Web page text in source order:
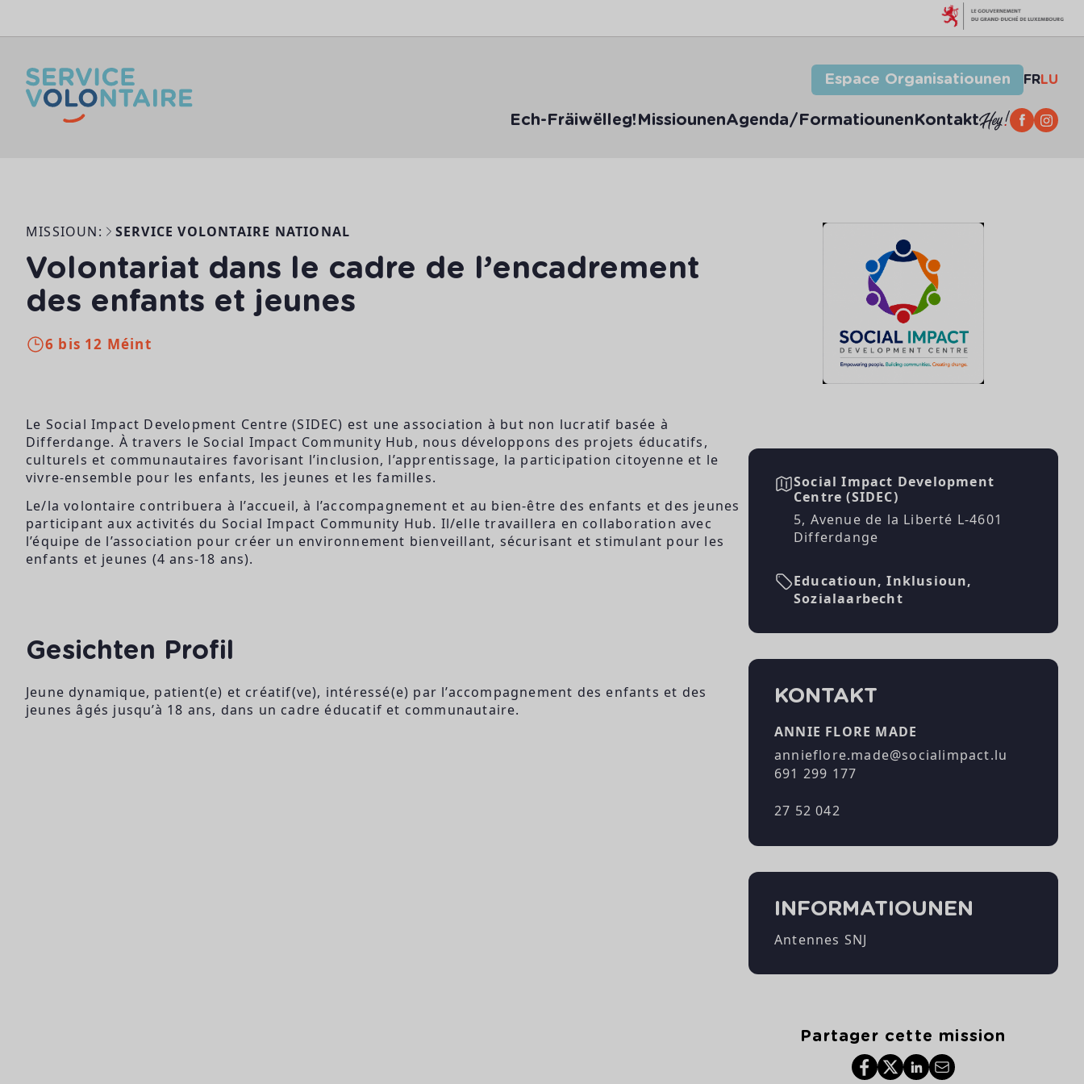
Espace Organisatiounen FRLU
Ech-Fräiwëlleg! MissiounenAgenda/FormatiounenKontakt
MISSIOUN: SERVICE VOLONTAIRE NATIONAL
Volontariat dans le cadre de l’encadrement
des enfants et jeunes
6 bis 12 Méint
Le Social Impact Development Centre (SIDEC) est une association à but non lucratif basée à
Differdange. À travers le Social Impact Community Hub, nous développons des projets éducatifs,
culturels et communautaires favorisant l’inclusion, l’apprentissage, la participation citoyenne et le
vivre-ensemble pour les enfants, les jeunes et les familles.
Le/la volontaire contribuera à l’accueil, à l’accompagnement et au bien-être des enfants et des jeunes
participant aux activités du Social Impact Community Hub. Il/elle travaillera en collaboration avec
l’équipe de l’association pour créer un environnement bienveillant, sécurisant et stimulant pour les
enfants et jeunes (4 ans-18 ans).
Gesichten Profil
Jeune dynamique, patient(e) et créatif(ve), intéressé(e) par l’accompagnement des enfants et des
jeunes âgés jusqu’à 18 ans, dans un cadre éducatif et communautaire.
Social Impact Development
Centre (SIDEC)
5, Avenue de la Liberté L-4601
Differdange
Educatioun, Inklusioun,
Sozialaarbecht
KONTAKT
ANNIE FLORE MADE
annieflore.made@socialimpact.lu
691 299 177
27 52 042
INFORMATIOUNEN
Antennes SNJ
Partager cette mission